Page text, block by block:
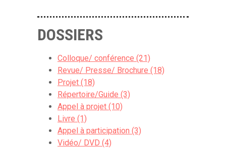
DOSSIERS
Colloque/ conférence (21)
Revue/ Presse/ Brochure (18)
Projet (18)
Répertoire/Guide (3)
Appel à projet (10)
Livre (1)
Appel à participation (3)
Vidéo/ DVD (4)